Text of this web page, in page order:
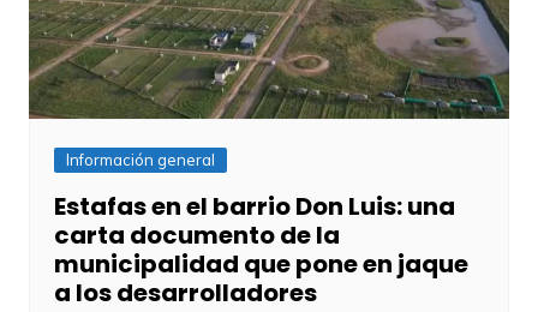
Información general
Estafas en el barrio Don Luis: una
carta documento de la
municipalidad que pone en jaque
a los desarrolladores